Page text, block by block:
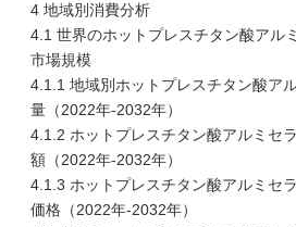
4 地域別消費分析
4.1 世界のホットプレスチタン酸アル
市場規模
4.1.1 地域別ホットプレスチタン酸ア
量（2022年-2032年）
4.1.2 ホットプレスチタン酸アルミセ
額（2022年-2032年）
4.1.3 ホットプレスチタン酸アルミセ
価格（2022年-2032年）